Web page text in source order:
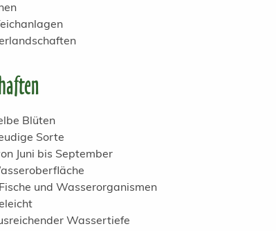
Blüten
Sorte
Juni bis September
und Wasserorganismen
Wassertiefe